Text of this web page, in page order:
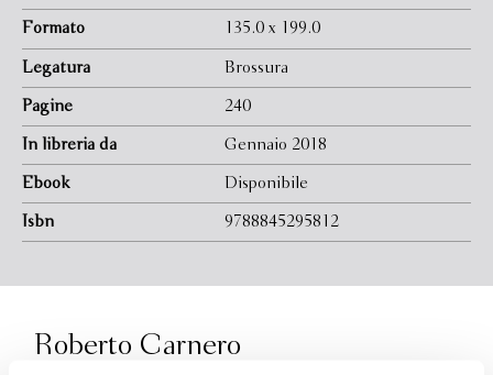
trent'anni dalla sua morte, Roberto Carnero ripercorre la
vita e le opere di Tondelli delineando in modo chiaro e
avvincente la rivoluzione postmoderna che ha innescato, la
costante ricerca stilistica, il melting pot culturale, le
contaminazioni linguistiche che informano i suoi libri e
l'ambiziosa opera di scouting da lui condotta con il progetto
Under 25, una vera e propria fucina di giovani talenti che ha
impresso alla narrativa italiana una direzione tutt'oggi vitale.
Formato 135.0 x 199.0
Legatura Brossura
Pagine 240
In libreria da Gennaio 2018
Ebook Disponibile
Isbn 9788845295812
Roberto Carnero